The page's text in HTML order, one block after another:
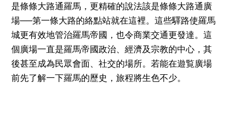
是條條大路通羅馬，更精確的說法該是條條大路通廣
場──第一條大路的絡點站就在這裡。這些驛路使羅馬
城更有效地管治羅馬帝國，也令商業交通更發達。這
個廣場一直是羅馬帝國政治、經濟及宗教的中心，其
後甚至成為民眾會面、社交的場所。若能在遊覧廣場
前先了解一下羅馬的歷史，旅程將生色不少。